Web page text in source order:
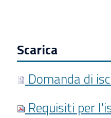
Scarica
Domanda di
Requisiti per